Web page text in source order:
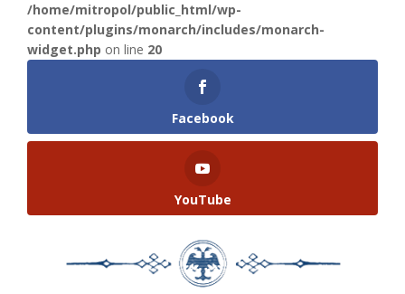
/home/mitropol/public_html/wp-
content/plugins/monarch/includes/monarch-
widget.php on line 20
Facebook
YouTube